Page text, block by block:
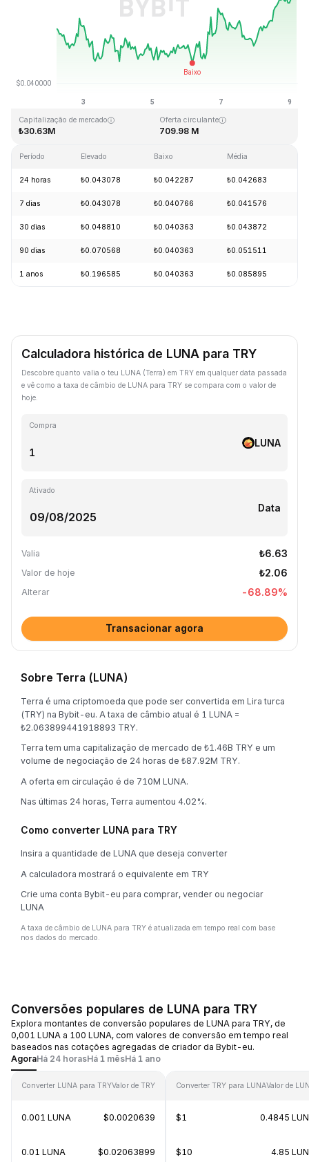
Máximo histórico
Capitalização de mercado
₺30.63M
Oferta circulante
709.98 M
Período Elevado Baixo Média
24 horas ₺0.043078 ₺0.042287 ₺0.042683
7 dias ₺0.043078 ₺0.040766 ₺0.041576
30 dias ₺0.048810 ₺0.040363 ₺0.043872
90 dias ₺0.070568 ₺0.040363 ₺0.051511
1 anos ₺0.196585 ₺0.040363 ₺0.085895
Calculadora histórica de LUNA para TRY
Descobre quanto valia o teu LUNA (Terra) em TRY em qualquer data passada
e vê como a taxa de câmbio de LUNA para TRY se compara com o valor de
hoje.
Compra
LUNA
Ativado
Data
Valia ₺6.63
Valor de hoje ₺2.06
Alterar -68.89%
Transacionar agora
Sobre Terra (LUNA)
Terra é uma criptomoeda que pode ser convertida em Lira turca
(TRY) na Bybit-eu. A taxa de câmbio atual é 1 LUNA =
₺2.063899441918893 TRY.
Terra tem uma capitalização de mercado de ₺1.46B TRY e um
volume de negociação de 24 horas de ₺87.92M TRY.
A oferta em circulação é de 710M LUNA.
Nas últimas 24 horas, Terra aumentou 4.02%.
Como converter LUNA para TRY
Insira a quantidade de LUNA que deseja converter
A calculadora mostrará o equivalente em TRY
Crie uma conta Bybit-eu para comprar, vender ou negociar
LUNA
A taxa de câmbio de LUNA para TRY é atualizada em tempo real com base
nos dados do mercado.
Conversões populares de LUNA para TRY
Explora montantes de conversão populares de LUNA para TRY, de
0,001 LUNA a 100 LUNA, com valores de conversão em tempo real
baseados nas cotações agregadas de criador da Bybit-eu.
AgoraHá 24 horasHá 1 mêsHá 1 ano
Converter LUNA para TRYValor de TRY
0.001 LUNA $0.0020639
0.01 LUNA $0.02063899
Converter TRY para LUNAValor de
$1 0.4845
$10 4.85